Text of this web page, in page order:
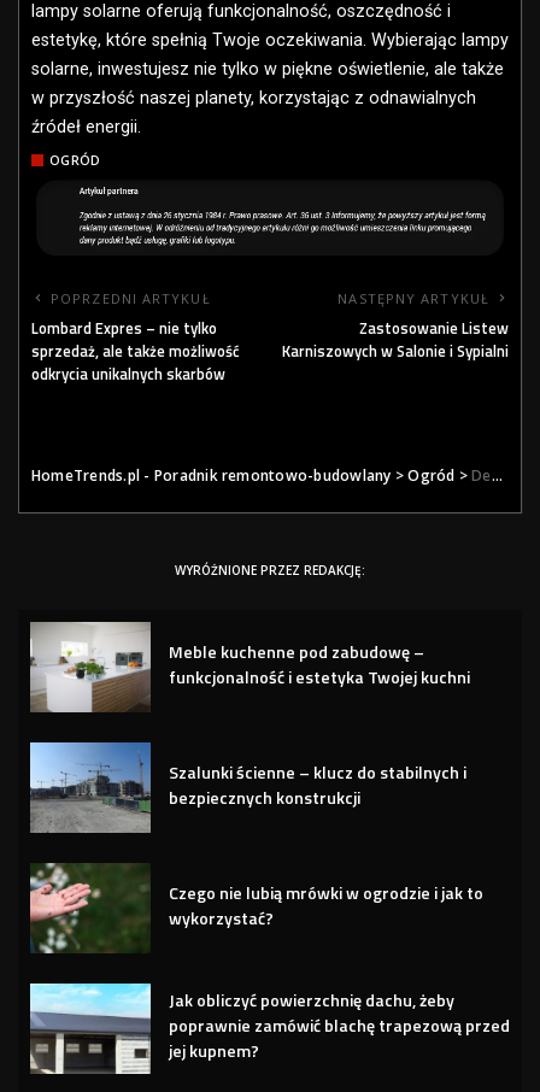
lampy solarne oferują funkcjonalność, oszczędność i
estetykę, które spełnią Twoje oczekiwania. Wybierając lampy
solarne, inwestujesz nie tylko w piękne oświetlenie, ale także
w przyszłość naszej planety, korzystając z odnawialnych
źródeł energii.
OGRÓD
POPRZEDNI ARTYKUŁ
Lombard Expres – nie tylko
sprzedaż, ale także możliwość
odkrycia unikalnych skarbów
NASTĘPNY ARTYKUŁ
Zastosowanie Listew
Karniszowych w Salonie i Sypialni
HomeTrends.pl - Poradnik remontowo-budowlany >Ogród >Dekoracyjne lampy solarne to oświetlenie na każdą okazję
WYRÓŻNIONE PRZEZ REDAKCJĘ:
Meble kuchenne pod zabudowę –
funkcjonalność i estetyka Twojej kuchni
Szalunki ścienne – klucz do stabilnych i
bezpiecznych konstrukcji
Czego nie lubią mrówki w ogrodzie i jak to
wykorzystać?
Jak obliczyć powierzchnię dachu, żeby
poprawnie zamówić blachę trapezową przed
jej kupnem?